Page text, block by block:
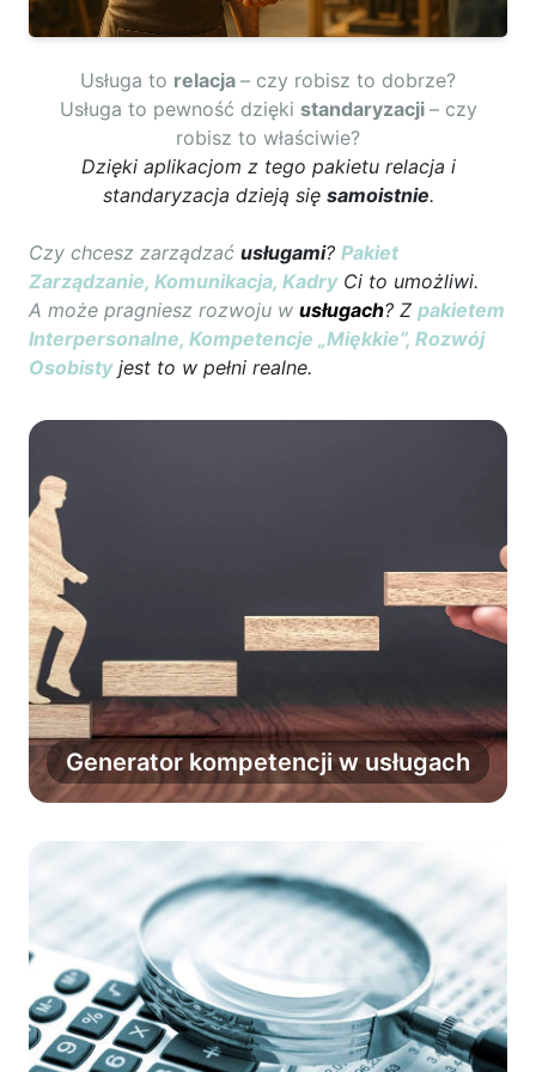
Usługa to relacja – czy robisz to dobrze?
Usługa to pewność dzięki standaryzacji – czy
robisz to właściwie?
Dzięki aplikacjom z tego pakietu relacja i
standaryzacja dzieją się samoistnie.
Czy chcesz zarządzać usługami? Pakiet
Zarządzanie, Komunikacja, KadryCi to umożliwi.
A może pragniesz rozwoju w usługach? Z pakietem
Interpersonalne, Kompetencje „Miękkie”, Rozwój
Osobistyjest to w pełni realne.
Generator kompetencji w usługach
Zbuduj kompletną ścieżkę rozwoju
opartą na kompetencjach twardych,
zawodowych, interpersonalnych i
cyfrowych.